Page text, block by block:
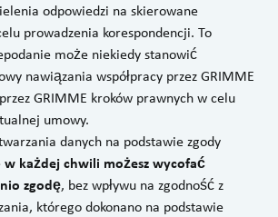
odpowiedzi na skierowane
prowadzenia korespondencji. To
może niekiedy stanowić
nawiązania współpracy przez GRIMME
GRIMME kroków prawnych w celu
umowy.
danych na podstawie zgody
w każdej chwili możesz wycofać
zgodę, bez wpływu na zgodność z
którego dokonano na podstawie